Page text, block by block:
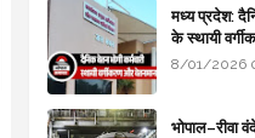
मध्य प्रदेश:
के स्थायी
सरकार का
8/01/2026
भोपाल–रीवा